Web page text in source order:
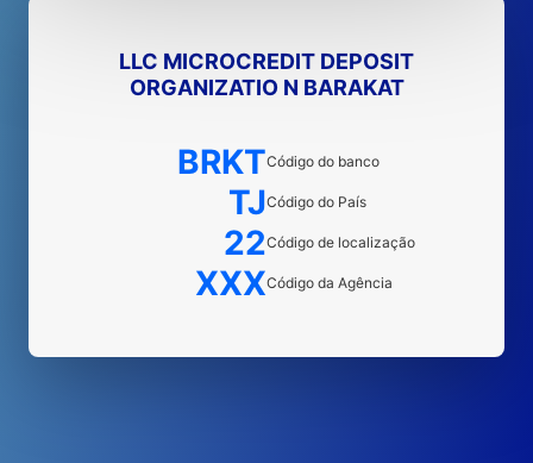
LLC MICROCREDIT DEPOSIT
ORGANIZATIO N BARAKAT
BRKTCódigo do banco
TJCódigo do País
22Código de localização
XXXCódigo da Agência